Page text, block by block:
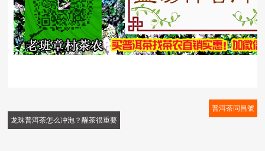
龙珠普洱茶怎么冲泡？醒茶很重要
普洱茶同昌號